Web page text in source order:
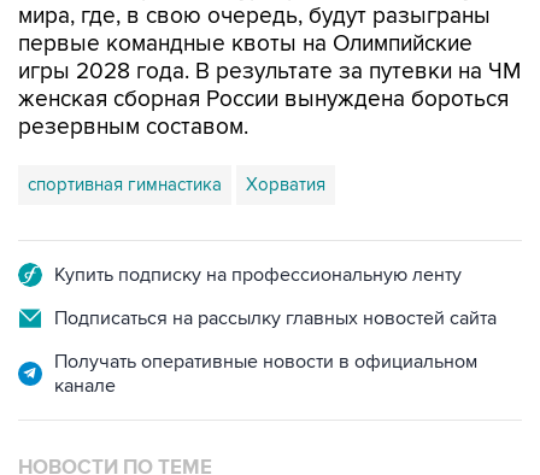
игры 2028 года. В результате за путевки на ЧМ
женская сборная России вынуждена бороться
резервным составом.
спортивная гимнастика Хорватия
Подписаться на рассылку главных новостей сайта
Получать оперативные новости в официальном
канале
НОВОСТИ ПО ТЕМЕ
7 августа 15:22